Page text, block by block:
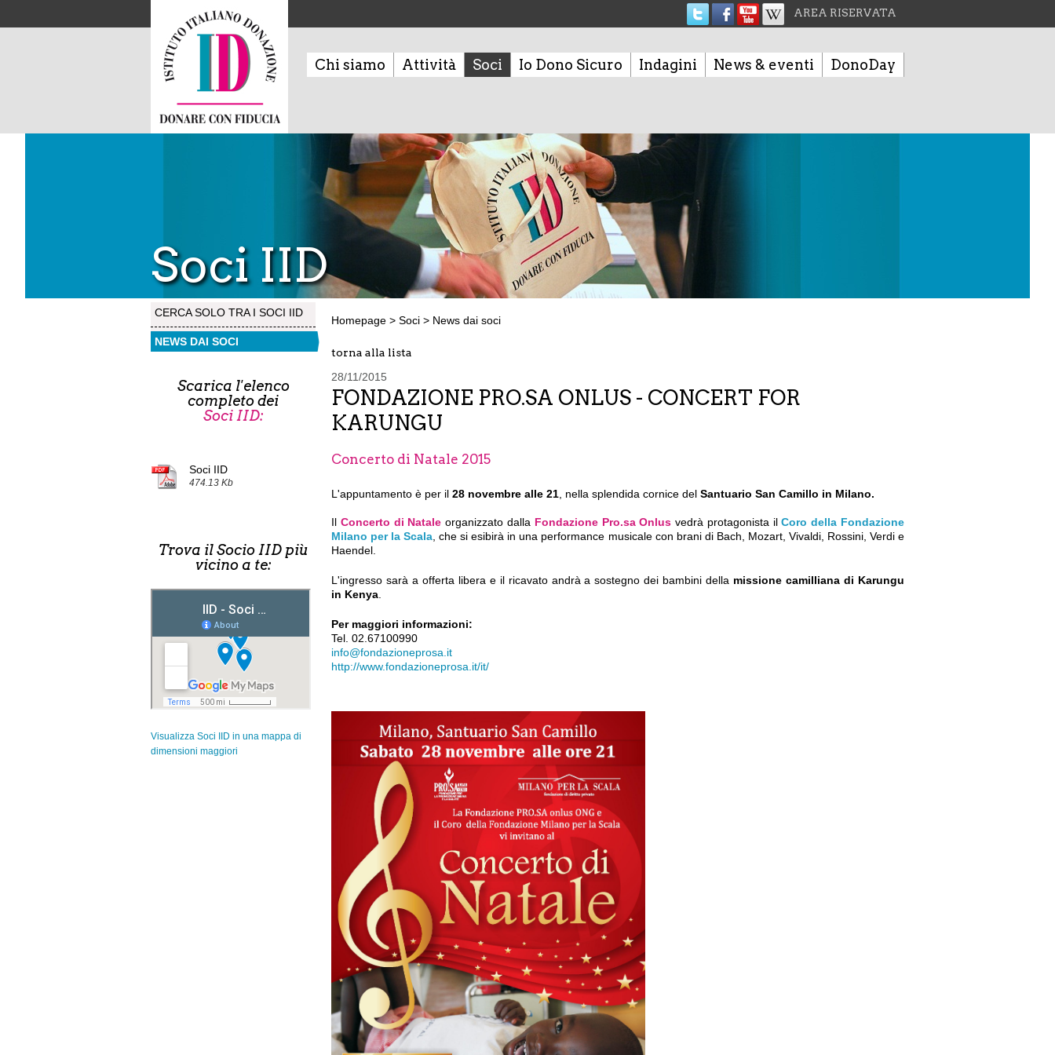
AREA RISERVATA
Chi siamo Attività Soci Io Dono Sicuro Indagini News & eventi DonoDay
Soci IID
CERCA SOLO TRA I SOCI IID
NEWS DAI SOCI
Scarica l'elenco
completo dei
Soci IID:
Soci IID
474.13 Kb
Trova il Socio IID più
vicino a te:
Visualizza Soci IID in una mappa di
dimensioni maggiori
Homepage > Soci > News dai soci
torna alla lista
28/11/2015
FONDAZIONE PRO.SA ONLUS - CONCERT FOR
KARUNGU
Concerto di Natale 2015
L'appuntamento è per il 28 novembre alle 21 , nella splendida cornice del Santuario San Camillo in Milano.
Il Concerto di Natale organizzato dalla Fondazione Pro.sa Onlus vedrà protagonista ilCoro della Fondazione
Milano per la Scala , che si esibirà in una performance musicale con brani di Bach, Mozart, Vivaldi, Rossini, Verdi e
Haendel.
L'ingresso sarà a offerta libera e il ricavato andrà a sostegno dei bambini della missione camilliana di Karungu
in Kenya
Per maggiori informazioni:
Tel. 02.67100990
info@fondazioneprosa.it
http://www.fondazioneprosa.it/it/